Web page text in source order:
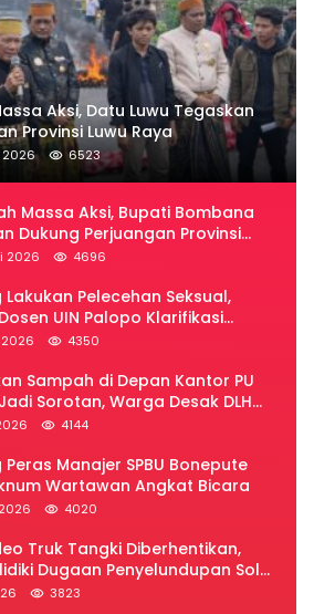
Aksi, Datu Luwu Tegaskan
Provinsi Luwu Raya
2026 6523
Massa Aksi, Bupati Bombana
Dukung Perjuangan Provinsi
2026 4696
Lakukan Pelecehan Seksual,
UIN Palopo Klarifikasi
4350
Sampah di Depan Kantor PU
Sorotan, Warga Desak DLH
4144
Peras Manajer SPBU Bonepute
Wartawan Angkat Bicara
4020
Truk Tangki Diberhentikan,
Dugaan Penyelundupan Solar
Palopo
3823